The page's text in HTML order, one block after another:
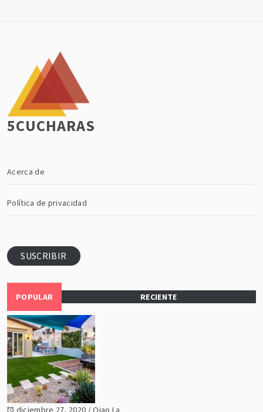
5CUCHARAS
Acerca de
Política de privacidad
SUSCRIBIR
POPULAR RECIENTE
diciembre 27, 2020 /Qiao La